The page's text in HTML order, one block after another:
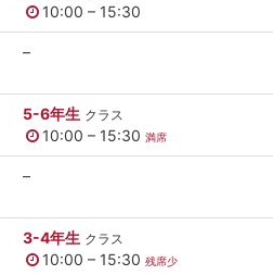
10:00 – 15:30
–
5-6年生 クラス
10:00 – 15:30 満席
–
3-4年生 クラス
10:00 – 15:30 残席少